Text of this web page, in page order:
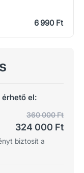
6 990 Ft
érhető el:
360 000 Ft
324 000 Ft
biztosít a